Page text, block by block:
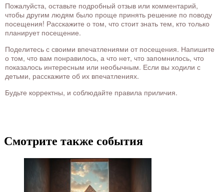
Пожалуйста, оставьте подробный отзыв или комментарий,
чтобы другим людям было проще принять решение по поводу
посещения! Расскажите о том, что стоит знать тем, кто только
планирует посещение.
Поделитесь с своими впечатлениями от посещения. Напишите
о том, что вам понравилось, а что нет, что запомнилось, что
показалось интересным или необычным. Если вы ходили с
детьми, расскажите об их впечатлениях.
Будьте корректны, и соблюдайте правила приличия.
Смотрите также события